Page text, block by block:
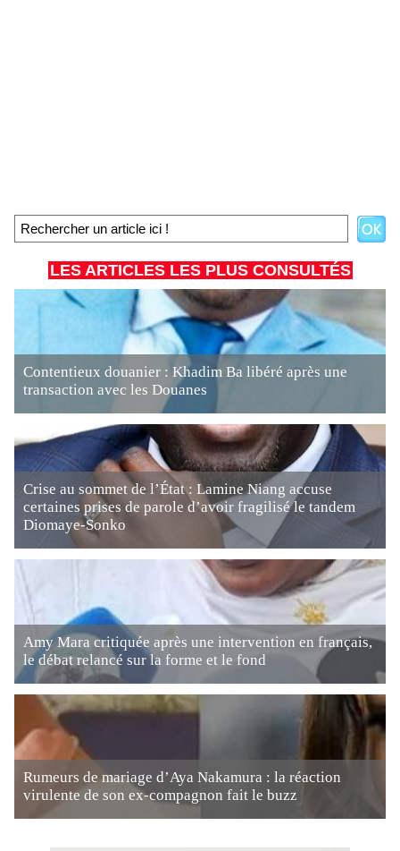
LES ARTICLES LES PLUS CONSULTÉS
Contentieux douanier : Khadim Ba libéré après une
transaction avec les Douanes
Crise au sommet de l’État : Lamine Niang accuse
certaines prises de parole d’avoir fragilisé le tandem
Diomaye-Sonko
Amy Mara critiquée après une intervention en français,
le débat relancé sur la forme et le fond
Rumeurs de mariage d’Aya Nakamura : la réaction
virulente de son ex-compagnon fait le buzz